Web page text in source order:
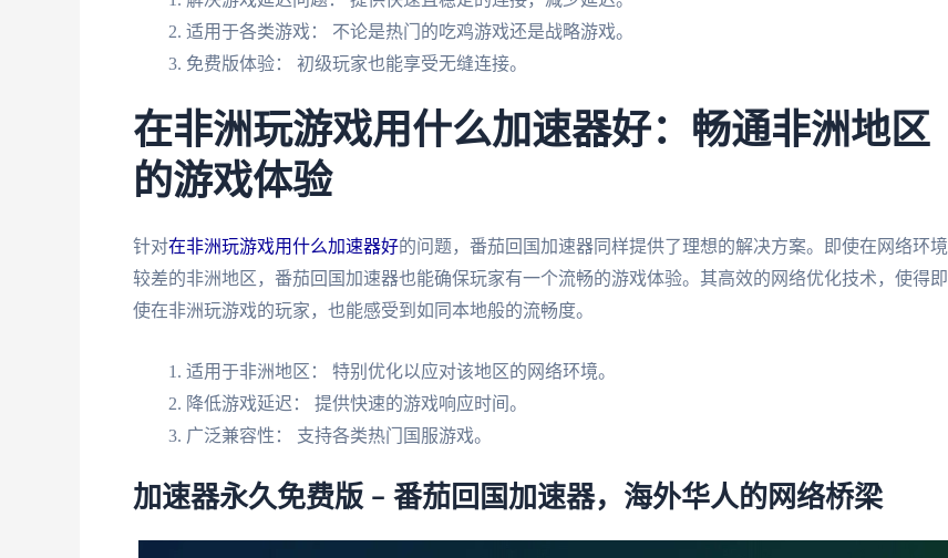
适用于各类游戏： 不论是热门的吃鸡游戏还是战略游戏。
免费版体验： 初级玩家也能享受无缝连接。
在非洲玩游戏用什么加速器好：畅通非洲地区
的游戏体验
针对在非洲玩游戏用什么加速器好的问题，番茄回国加速器同样提供了理想的解决方案。即使在网络环境
较差的非洲地区，番茄回国加速器也能确保玩家有一个流畅的游戏体验。其高效的网络优化技术，使得即
使在非洲玩游戏的玩家，也能感受到如同本地般的流畅度。
适用于非洲地区： 特别优化以应对该地区的网络环境。
降低游戏延迟： 提供快速的游戏响应时间。
广泛兼容性： 支持各类热门国服游戏。
加速器永久免费版 – 番茄回国加速器，海外华人的网络桥梁